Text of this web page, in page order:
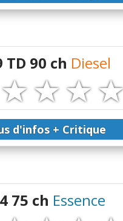
TD 90 ch Diesel
d'infos + Critique
75 ch Essence